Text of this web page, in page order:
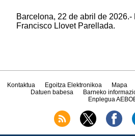
Barcelona, 22 de abril de 2026.-
Francisco Llovet Parellada.
Kontaktua Egoitza Elektronikoa Mapa
Datuen babesa
Barneko
Enplegua